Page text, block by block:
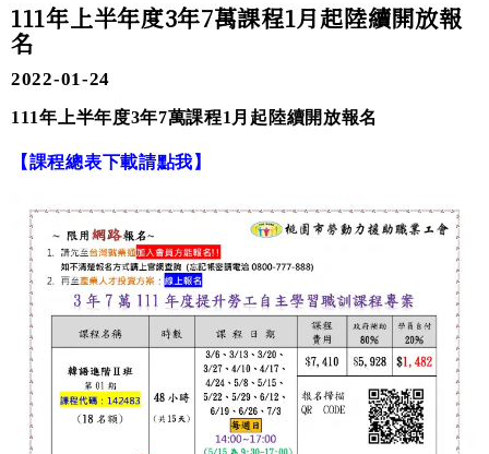
111年上半年度3年7萬課程1月起陸續開放報
名
2022-01-24
111年上半年度3年7萬課程1月起陸續開放報名
【課程總表下載請點我】